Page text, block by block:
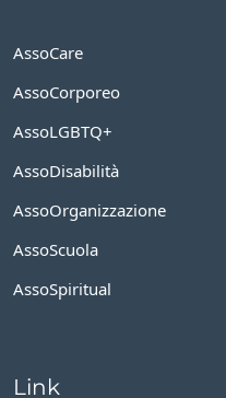
AssoCare
AssoCorporeo
AssoLGBTQ+
AssoDisabilità
AssoOrganizzazione
AssoScuola
AssoSpiritual
Link